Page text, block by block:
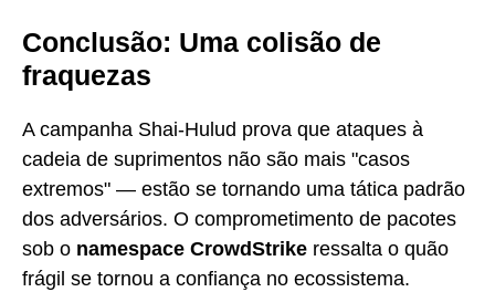
Conclusão: Uma colisão de
fraquezas
A campanha Shai-Hulud prova que ataques à
cadeia de suprimentos não são mais "casos
extremos" — estão se tornando uma tática padrão
dos adversários. O comprometimento de pacotes
sob o namespace CrowdStrike ressalta o quão
frágil se tornou a confiança no ecossistema.